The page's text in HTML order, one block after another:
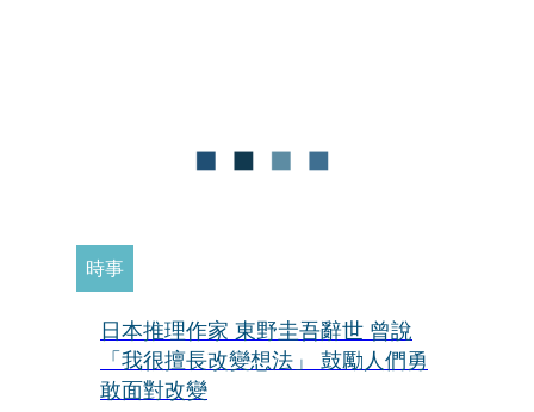
時事
日本推理作家 東野圭吾辭世 曾說
「我很擅長改變想法」 鼓勵人們勇
敢面對改變